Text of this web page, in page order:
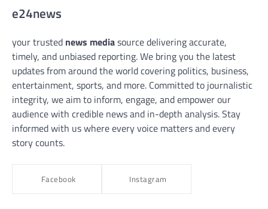
e24news
your trusted news mediasource delivering accurate,
timely, and unbiased reporting. We bring you the latest
updates from around the world covering politics, business,
entertainment, sports, and more. Committed to journalistic
integrity, we aim to inform, engage, and empower our
audience with credible news and in-depth analysis. Stay
informed with us where every voice matters and every
story counts.
Facebook Instagram